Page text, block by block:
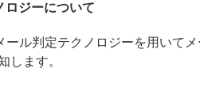
ロジーについて
ール判定テクノロジーを用いて
します。